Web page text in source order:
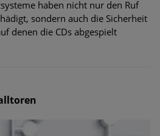
haben nicht nur den Ruf
sondern auch die Sicherheit
denen die CDs abgespielt